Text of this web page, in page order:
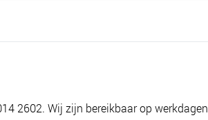
2602. Wij zijn bereikbaar op werkdagen